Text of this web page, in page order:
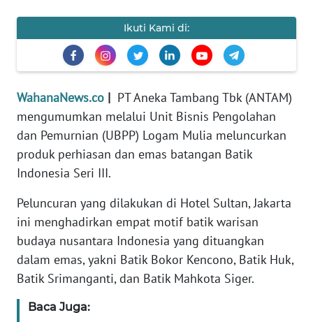
Ikuti Kami di:
WahanaNews.co | PT Aneka Tambang Tbk (ANTAM)
mengumumkan melalui Unit Bisnis Pengolahan
dan Pemurnian (UBPP) Logam Mulia meluncurkan
produk perhiasan dan emas batangan Batik
Indonesia Seri III.
Peluncuran yang dilakukan di Hotel Sultan, Jakarta
ini menghadirkan empat motif batik warisan
budaya nusantara Indonesia yang dituangkan
dalam emas, yakni Batik Bokor Kencono, Batik Huk,
Batik Srimanganti, dan Batik Mahkota Siger.
Baca Juga:
OLAHRAGA
EDITORIAL
Informasi
BERITA
KONTAK
KAMI
IKLAN